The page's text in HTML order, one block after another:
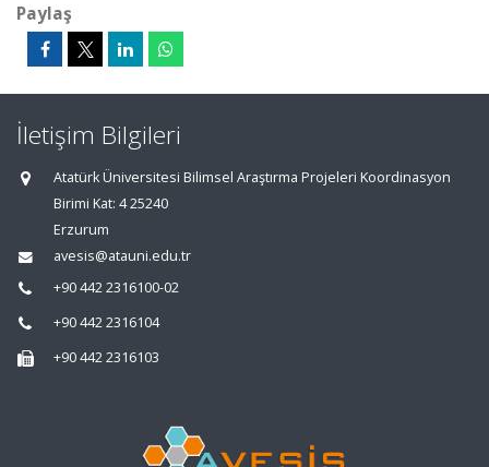
Paylaş
İletişim Bilgileri
Atatürk Üniversitesi Bilimsel Araştırma Projeleri Koordinasyon
Birimi Kat: 4 25240
Erzurum
avesis@atauni.edu.tr
+90 442 2316100-02
+90 442 2316104
+90 442 2316103